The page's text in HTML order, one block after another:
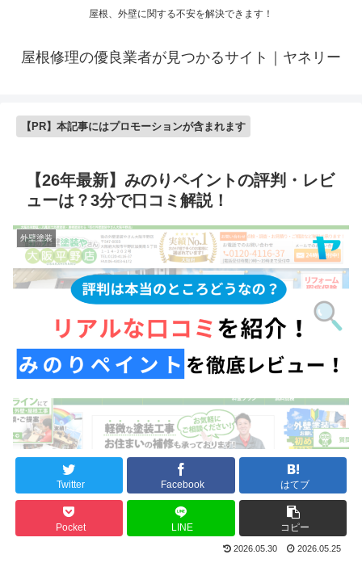
屋根、外壁に関する不安を解決できます！
屋根修理の優良業者が見つかるサイト｜ヤネリー
【PR】本記事にはプロモーションが含まれます
【26年最新】みのりペイントの評判・レビ
ューは？3分で口コミ解説！
外壁塗装
Twitter Facebook はてブ
Pocket LINE コピー
2026.05.30 2026.05.25